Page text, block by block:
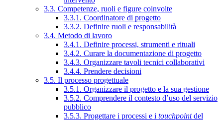
3.3. Competenze, ruoli e figure coinvolte
3.3.1. Coordinatore di progetto
3.3.2. Definire ruoli e responsabilità
3.4. Metodo di lavoro
3.4.1. Definire processi, strumenti e rituali
3.4.2. Curare la documentazione di progetto
3.4.3. Organizzare tavoli tecnici collaborativi
3.4.4. Prendere decisioni
3.5. Il processo progettuale
3.5.1. Organizzare il progetto e la sua gestione
3.5.2. Comprendere il contesto d’uso del servizio
pubblico
3.5.3. Progettare i processi e i touchpointdel